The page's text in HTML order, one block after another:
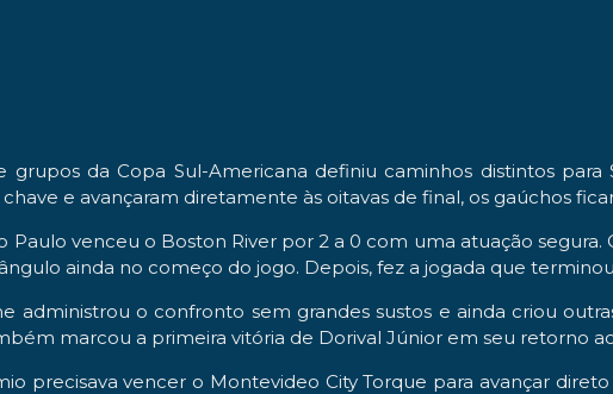
grupos da Copa Sul-Americana definiu caminhos distintos
e avançaram diretamente às oitavas de final, os gaúchos
Paulo venceu o Boston River por 2 a 0 com uma atuação
ainda no começo do jogo. Depois, fez a jogada que
administrou o confronto sem grandes sustos e ainda criou
marcou a primeira vitória de Dorival Júnior em seu retorno
precisava vencer o Montevideo City Torque para avançar